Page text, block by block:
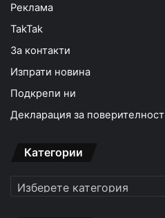
Реклама
TakTak
За контакти
Изпрати новина
Подкрепи ни
Декларация за поверителност
Категории
Категории